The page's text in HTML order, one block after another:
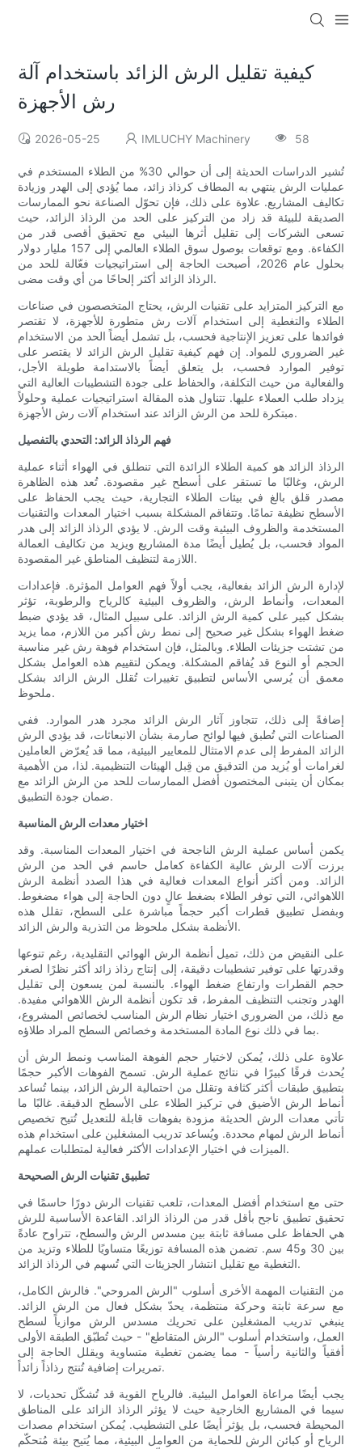
كيفية تقليل الرش الزائد باستخدام آلة
رش الأجهزة
2026-05-25 IMLUCHY Machinery 58
تُشير الدراسات الحديثة إلى أن حوالي 30% من الطلاء المستخدم في
عمليات الرش ينتهي به المطاف كرذاذ زائد، مما يُؤدي إلى الهدر وزيادة
تكاليف المشاريع. علاوة على ذلك، فإن تحوّل الصناعة نحو الممارسات
الصديقة للبيئة قد زاد من التركيز على الحد من الرذاذ الزائد، حيث
تسعى الشركات إلى تقليل أثرها البيئي مع تحقيق أقصى قدر من
الكفاءة. ومع توقعات بوصول سوق الطلاء العالمي إلى 157 مليار دولار
بحلول عام 2026، أصبحت الحاجة إلى استراتيجيات فعّالة للحد من
الرذاذ الزائد أكثر إلحاحًا من أي وقت مضى.
مع التركيز المتزايد على تقنيات الرش، يحتاج المتخصصون في صناعات
الطلاء والتغطية إلى استخدام آلات رش متطورة للأجهزة، لا تقتصر
فوائدها على تعزيز الإنتاجية فحسب، بل تشمل أيضاً الحد من الاستخدام
غير الضروري للمواد. إن فهم كيفية تقليل الرش الزائد لا يقتصر على
توفير الموارد فحسب، بل يتعلق أيضاً بالاستدامة طويلة الأجل،
والفعالية من حيث التكلفة، والحفاظ على جودة التشطيبات العالية التي
يزداد طلب العملاء عليها. تتناول هذه المقالة استراتيجيات عملية وحلولاً
مبتكرة للحد من الرش الزائد عند استخدام آلات رش الأجهزة.
فهم الرذاذ الزائد: التحدي بالتفصيل
الرذاذ الزائد هو كمية الطلاء الزائدة التي تنطلق في الهواء أثناء عملية
الرش، وغالبًا ما تستقر على أسطح غير مقصودة. تُعد هذه الظاهرة
مصدر قلق بالغ في بيئات الطلاء التجارية، حيث يجب الحفاظ على
الأسطح نظيفة تمامًا. وتتفاقم المشكلة بسبب اختيار المعدات والتقنيات
المستخدمة والظروف البيئية وقت الرش. لا يؤدي الرذاذ الزائد إلى هدر
المواد فحسب، بل يُطيل أيضًا مدة المشاريع ويزيد من تكاليف العمالة
اللازمة لتنظيف المناطق غير المقصودة.
لإدارة الرش الزائد بفعالية، يجب أولاً فهم العوامل المؤثرة. فإعدادات
المعدات، وأنماط الرش، والظروف البيئية كالرياح والرطوبة، تؤثر
بشكل كبير على كمية الرش الزائد. على سبيل المثال، قد يؤدي ضبط
ضغط الهواء بشكل غير صحيح إلى نمط رش أكبر من اللازم، مما يزيد
من تشتت جزيئات الطلاء. وبالمثل، فإن استخدام فوهة رش غير مناسبة
الحجم أو النوع قد يُفاقم المشكلة. ويمكن لتقييم هذه العوامل بشكل
معمق أن يُرسي الأساس لتطبيق تغييرات تُقلل الرش الزائد بشكل
ملحوظ.
إضافةً إلى ذلك، تتجاوز آثار الرش الزائد مجرد هدر الموارد. ففي
الصناعات التي تُطبق فيها لوائح صارمة بشأن الانبعاثات، قد يؤدي الرش
الزائد المفرط إلى عدم الامتثال للمعايير البيئية، مما قد يُعرّض العاملين
لغرامات أو يُزيد من التدقيق من قِبل الهيئات التنظيمية. لذا، من الأهمية
بمكان أن يتبنى المختصون أفضل الممارسات للحد من الرش الزائد مع
ضمان جودة التطبيق.
اختيار معدات الرش المناسبة
يكمن أساس عملية الرش الناجحة في اختيار المعدات المناسبة. وقد
برزت آلات الرش عالية الكفاءة كعامل حاسم في الحد من الرش
الزائد. ومن أكثر أنواع المعدات فعالية في هذا الصدد أنظمة الرش
اللاهوائي، التي توفر الطلاء بضغط عالٍ دون الحاجة إلى هواء مضغوط.
وبفضل تطبيق قطرات أكبر حجماً مباشرة على السطح، تقلل هذه
الأنظمة بشكل ملحوظ من التذرية والرش الزائد.
على النقيض من ذلك، تميل أنظمة الرش الهوائي التقليدية، رغم تنوعها
وقدرتها على توفير تشطيبات دقيقة، إلى إنتاج رذاذ زائد أكثر نظرًا لصغر
حجم القطرات وارتفاع ضغط الهواء. بالنسبة لمن يسعون إلى تقليل
الهدر وتجنب التنظيف المفرط، قد تكون أنظمة الرش اللاهوائي مفيدة.
مع ذلك، من الضروري اختيار نظام الرش المناسب لخصائص المشروع،
بما في ذلك نوع المادة المستخدمة وخصائص السطح المراد طلاؤه.
علاوة على ذلك، يُمكن لاختيار حجم الفوهة المناسب ونمط الرش أن
يُحدث فرقًا كبيرًا في نتائج عملية الرش. تسمح الفوهات الأكبر حجمًا
بتطبيق طبقات أكثر كثافة وتقلل من احتمالية الرش الزائد، بينما تُساعد
أنماط الرش الأضيق في تركيز الطلاء على الأسطح الدقيقة. غالبًا ما
تأتي معدات الرش الحديثة مزودة بفوهات قابلة للتعديل تُتيح تخصيص
أنماط الرش لمهام محددة. ويُساعد تدريب المشغلين على استخدام هذه
الميزات في اختيار الإعدادات الأكثر فعالية لمتطلبات عملهم.
تطبيق تقنيات الرش الصحيحة
حتى مع استخدام أفضل المعدات، تلعب تقنيات الرش دورًا حاسمًا في
تحقيق تطبيق ناجح بأقل قدر من الرذاذ الزائد. القاعدة الأساسية للرش
هي الحفاظ على مسافة ثابتة بين مسدس الرش والسطح، تتراوح عادةً
بين 30 و45 سم. تضمن هذه المسافة توزيعًا متساويًا للطلاء وتزيد من
التغطية مع تقليل انتشار الجزيئات التي تُسهم في الرذاذ الزائد.
من التقنيات المهمة الأخرى أسلوب "الرش المروحي". فالرش الكامل،
مع سرعة ثابتة وحركة منتظمة، يحدّ بشكل فعال من الرش الزائد.
ينبغي تدريب المشغلين على تحريك مسدس الرش موازياً لسطح
العمل، واستخدام أسلوب "الرش المتقاطع" - حيث تُطبّق الطبقة الأولى
أفقياً والثانية رأسياً - مما يضمن تغطية متساوية ويقلل الحاجة إلى
تمريرات إضافية تُنتج رذاذاً زائداً.
يجب أيضًا مراعاة العوامل البيئية. فالرياح القوية قد تُشكّل تحديات، لا
سيما في المشاريع الخارجية حيث لا يؤثر الرذاذ الزائد على المناطق
المحيطة فحسب، بل يؤثر أيضًا على التشطيب. يُمكن استخدام مصدات
الرياح أو كبائن الرش للحماية من العوامل البيئية، مما يُتيح بيئة مُتحكّم